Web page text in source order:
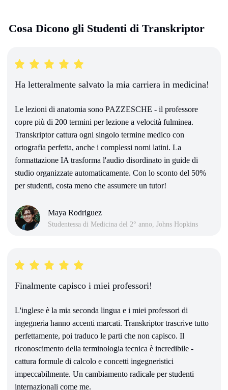
Cosa Dicono gli Studenti di Transkriptor
Ha letteralmente salvato la mia carriera in medicina!
Le lezioni di anatomia sono PAZZESCHE - il professore
copre più di 200 termini per lezione a velocità fulminea.
Transkriptor cattura ogni singolo termine medico con
ortografia perfetta, anche i complessi nomi latini. La
formattazione IA trasforma l'audio disordinato in guide di
studio organizzate automaticamente. Con lo sconto del 50%
per studenti, costa meno che assumere un tutor!
Maya Rodriguez
Studentessa di Medicina del 2° anno, Johns Hopkins
Finalmente capisco i miei professori!
L'inglese è la mia seconda lingua e i miei professori di
ingegneria hanno accenti marcati. Transkriptor trascrive tutto
perfettamente, poi traduco le parti che non capisco. Il
riconoscimento della terminologia tecnica è incredibile -
cattura formule di calcolo e concetti ingegneristici
impeccabilmente. Un cambiamento radicale per studenti
internazionali come me.